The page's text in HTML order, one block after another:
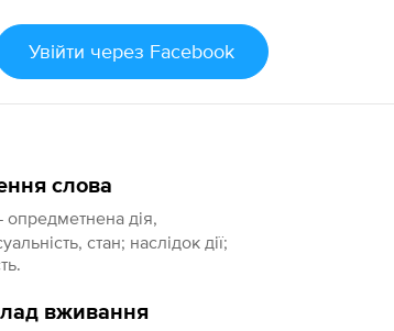
Увійти через Facebook
слова
опредметнена дія,
стан; наслідок дії;
вживання